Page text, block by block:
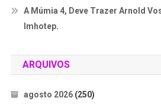
A Múmia 4, Deve Trazer Arnold
Imhotep.
ARQUIVOS
agosto 2026(250)